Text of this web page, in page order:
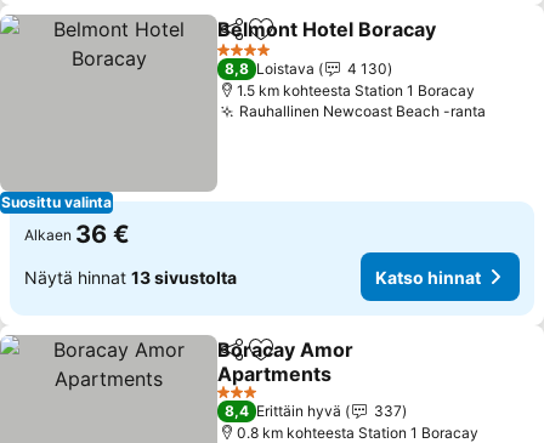
Suosittu valinta
Jaa Lisää suosikkeihin
Belmont Hotel Boracay
4 Tähtiluokitus
8,8 Loistava
4 130
1.5 km kohteesta Station 1 Boracay
Rauhallinen Newcoast Beach -ranta
Alkaen 36 €
Näytä hinnat 13 sivustolta Katso hinnat
Jaa Lisää suosikkeihin
Boracay Amor
Apartments
3 Tähtiluokitus
8,4 Erittäin hyvä
337
0.8 km kohteesta Station 1 Boracay